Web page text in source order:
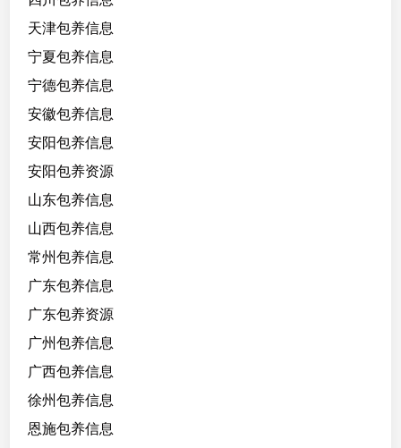
，
情
商
智
商
比
较
高
天津包养信息
宁夏包养信息
宁德包养信息
安徽包养信息
安阳包养信息
安阳包养资源
山东包养信息
山西包养信息
常州包养信息
广东包养信息
广东包养资源
广州包养信息
广西包养信息
徐州包养信息
恩施包养信息